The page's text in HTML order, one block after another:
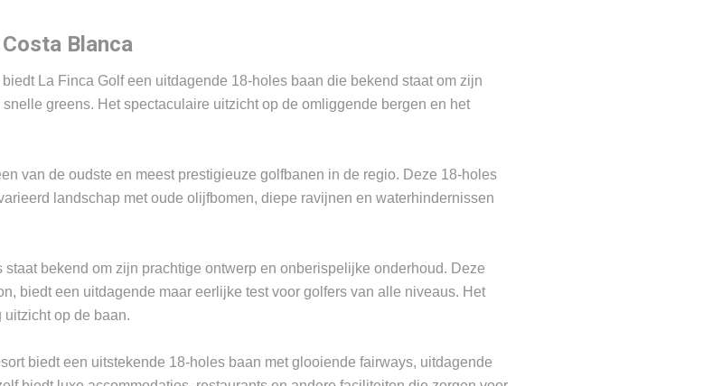
Blanca
La Finca Golf een uitdagende 18-holes baan die bekend staat om zijn
greens. Het spectaculaire uitzicht op de omliggende bergen en het
van de oudste en meest prestigieuze golfbanen in de regio. Deze 18-holes
landschap met oude olijfbomen, diepe ravijnen en waterhindernissen
staat bekend om zijn prachtige ontwerp en onberispelijke onderhoud. Deze
biedt een uitdagende maar eerlijke test voor golfers van alle niveaus. Het
op de baan.
biedt een uitstekende 18-holes baan met glooiende fairways, uitdagende